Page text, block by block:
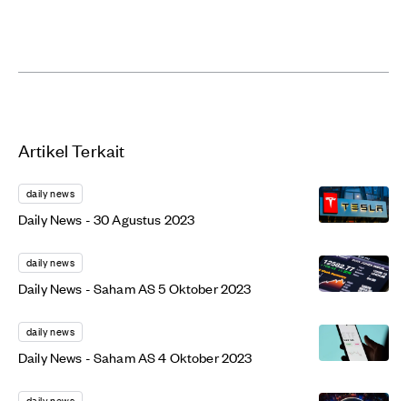
Artikel Terkait
daily news
Daily News - 30 Agustus 2023
daily news
Daily News - Saham AS 5 Oktober 2023
daily news
Daily News - Saham AS 4 Oktober 2023